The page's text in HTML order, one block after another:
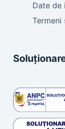
Date de
Termeni